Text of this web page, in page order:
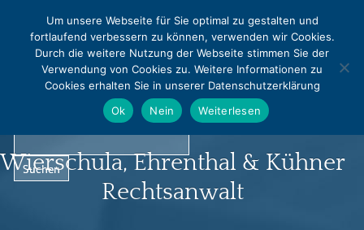
0331 - 240542 0331 - 240544
info@rapralat-potsdam.de
Norbert Pralat
Wierschula, Ehrenthal & Kühner
Rechtsanwalt
MENU
Um unsere Webseite für Sie optimal zu gestalten und
fortlaufend verbessern zu können, verwenden wir Cookies.
Durch die weitere Nutzung der Webseite stimmen Sie der
Verwendung von Cookies zu. Weitere Informationen zu
Cookies erhalten Sie in unserer Datenschutzerklärung
Ok
Nein Weiterlesen